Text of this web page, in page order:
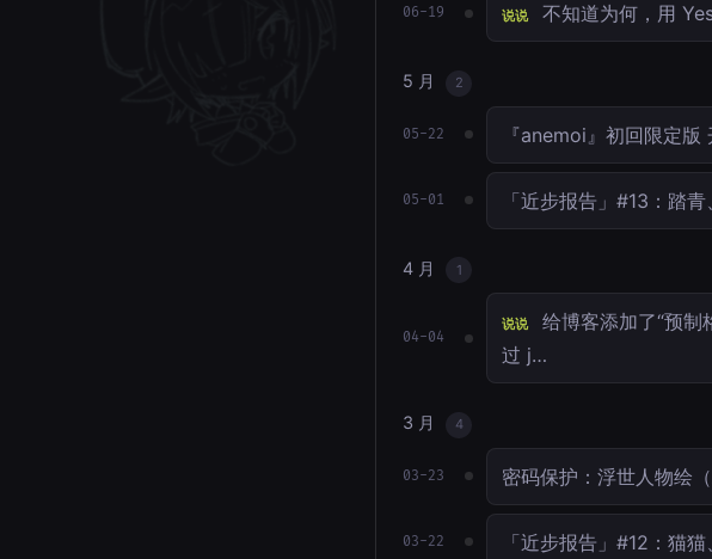
06-19 说说 不知道为何，用
5 月 2
05-22 『anemoi』初回限定版
05-01 「近步报告」#13：踏
4 月 1
04-04
说说
给博客添加了“预制
过 j…
3 月 4
03-23 密码保护：浮世人物绘（
03-22 「近步报告」#12：猫